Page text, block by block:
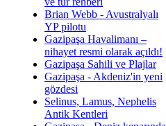
Brian Webb - Avustralyalı
YP pilotu
Gazipaşa Havalimanı –
nihayet resmi olarak açıldı!
Gazipaşa Sahili ve Plajlar
Gazipaşa - Akdeniz'in yeni
gözdesi
Selinus, Lamus, Nephelis
Antik Kentleri